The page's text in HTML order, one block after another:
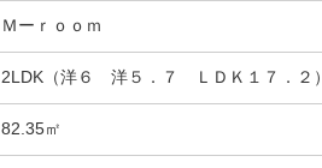
Ｍーｒｏｏｍ
2LDK（洋６ 洋５．７ ＬＤＫ１７．２）
82.35㎡